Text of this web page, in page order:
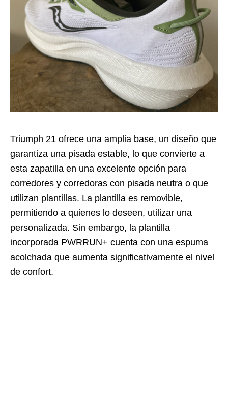
Triumph 21 ofrece una amplia base, un diseño que
garantiza una pisada estable, lo que convierte a
esta zapatilla en una excelente opción para
corredores y corredoras con pisada neutra o que
utilizan plantillas. La plantilla es removible,
permitiendo a quienes lo deseen, utilizar una
personalizada. Sin embargo, la plantilla
incorporada PWRRUN+ cuenta con una espuma
acolchada que aumenta significativamente el nivel
de confort.